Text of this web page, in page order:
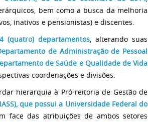
bem como a busca da melhoria
inativos e pensionistas) e discentes.
(quatro) departamentos, alterando suas
epartamentode Administração de Pessoal
de Saúde e Qualidade de Vida
coordenações e divisões.
hierarquia à Pró-reitoria de Gestão de
que possui a Universidade Federal do
face das atribuições de ambos setores